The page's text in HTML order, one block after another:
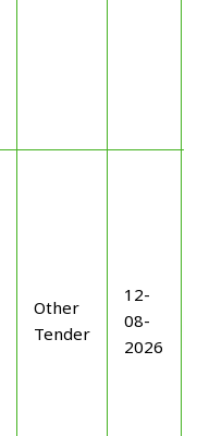
Other
Tender
12-
08-
2026